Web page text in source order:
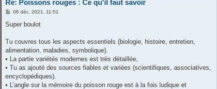
Re: Poissons rouges : Ce qu'il faut savoir
M
s
s
g
06 déc. 2021, 11:51
Super boulot
Tu couvres tous les aspects essentiels (biologie, histoire, entretien,
alimentation, maladies, symbolique).
• La partie variétés modernes est très détaillée,
• Tu as ajouté des sources fiables et variées (scientifiques, associatives,
encyclopédiques).
• L’angle sur la mémoire du poisson rouge est à la fois ludique et